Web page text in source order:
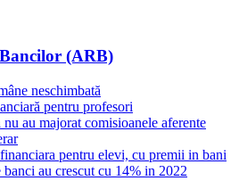
(ARB)
neschimbată
pentru profesori
au majorat comisioanele aferente
pentru elevi, cu premii in bani
banci au crescut cu 14% in 2022